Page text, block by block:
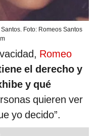
Foto: Romeos Santos
Romeo
el derecho y
y qué
quieren ver
yo decido”.